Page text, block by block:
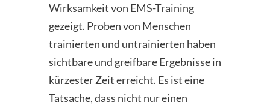
Wirksamkeit von EMS-Training
gezeigt. Proben von Menschen
trainierten und untrainierten haben
sichtbare und greifbare Ergebnisse in
kürzester Zeit erreicht. Es ist eine
Tatsache, dass nicht nur einen